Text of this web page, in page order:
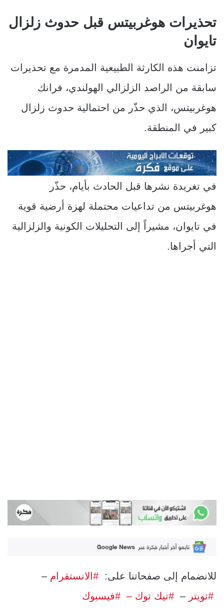
تحذيرات هوغربيتس قبل حدوث زلزال
تايوان
تزامنت هذه الكارثة الطبيعية المدمرة مع تحذيرات
سابقة من الراصد الزلزالي الهولندي، فرانك
هوغربيتس، الذي حذّر من احتمالية حدوث زلزال
كبير في المنطقة.
في تغريدة نشرها قبل الحادث بأيام، حذّر
هوغربيتس من تداعيات محتملة لهزة أرضية قوية
في تايوان، مشيراً إلى التحليلات الكونية والزلزالية
التي أجراها.
للانضمام إلى صفحاتنا على: #الانستقرام –
#تويتر – #تيك توك – #فيسبوك